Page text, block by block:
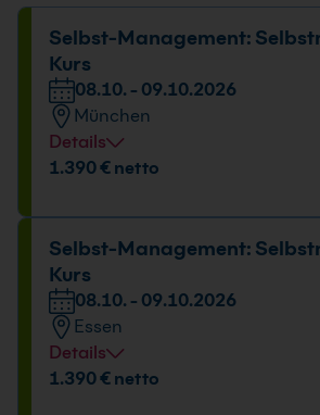
Selbst-Management:
Kurs
08.10. - 09.10.2026
München
Details
Veranstaltungsort
Datum und Uhrzeit
08.10. - 09.10.2026
09:00 - 16:00 Uhr
1.390 € netto
Selbst-Management:
Kurs
08.10. - 09.10.2026
Essen
Details
Veranstaltungsort
1.390 € netto